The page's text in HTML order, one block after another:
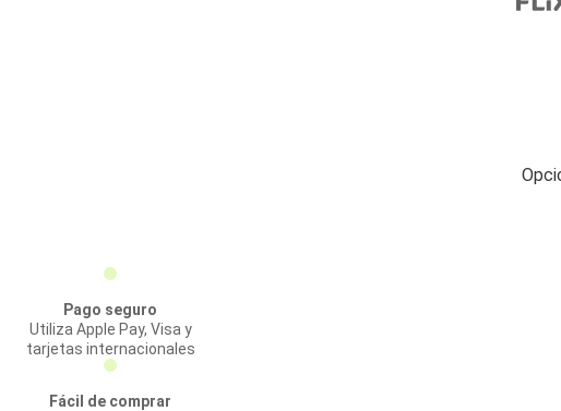
Pago seguro
Utiliza Apple Pay, Visa y
tarjetas internacionales
Fácil de comprar